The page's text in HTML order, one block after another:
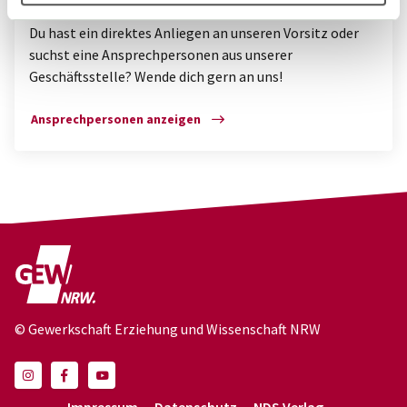
Du hast ein direktes Anliegen an unseren Vorsitz oder
suchst eine Ansprechpersonen aus unserer
Geschäftsstelle? Wende dich gern an uns!
Ansprechpersonen anzeigen
© Gewerkschaft Erziehung und Wissenschaft NRW